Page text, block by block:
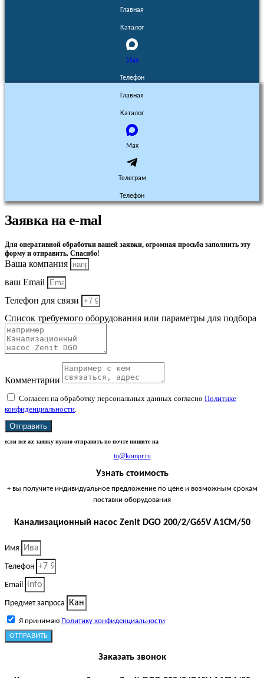
Главная
Каталог
Max
Телефон
Главная
Каталог
Max
Телеграм
Телефон
Заявка на e-mal
Для оперативной обработки вашей заявки, огромная просьба заполнить эту
форму и отправить. Спасибо!
Ваша компания
ваш Email
Телефон для связи
Список требуемого оборудования или параметры для подбора
Комментарии
Согласен на обработку персональных данных согласно Политике
конфиденциальности.
Отправить
если все же заявку нужно отправить по почте пишите на
to@kompr.ru
Узнать стоимость
+ вы получите индивидуальное предложение по цене и возможным срокам
поставки оборудования
Канализационный насос Zenit DGO 200/2/G65V A1CM/50
Имя
Телефон
Email
Предмет запроса
Я принимаю Политику конфиденциальности
ОТПРАВИТЬ
Заказать звонок